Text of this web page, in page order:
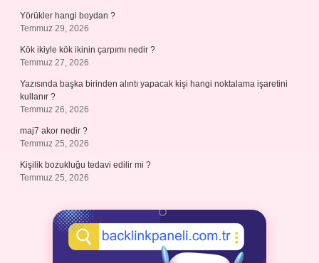
Yörükler hangi boydan ?
Temmuz 29, 2026
Kök ikiyle kök ikinin çarpımı nedir ?
Temmuz 27, 2026
Yazısında başka birinden alıntı yapacak kişi hangi noktalama işaretini
kullanır ?
Temmuz 26, 2026
maj7 akor nedir ?
Temmuz 25, 2026
Kişilik bozukluğu tedavi edilir mi ?
Temmuz 25, 2026